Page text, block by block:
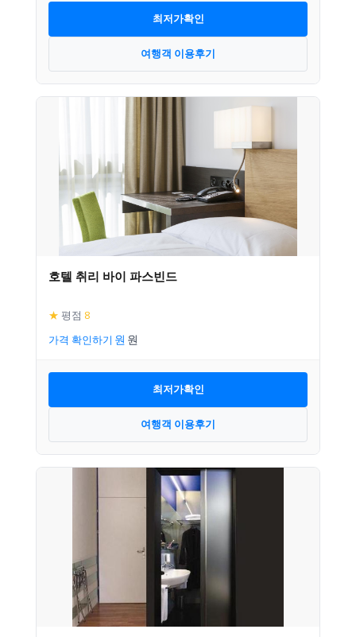
최저가확인
여행객 이용후기
호텔 취리 바이 파스빈드
★ 평점 8
가격 확인하기
최저가확인
여행객 이용후기